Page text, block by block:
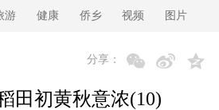
游 健康 侨乡 视频 图片
分享：
田初黄秋意浓(10)